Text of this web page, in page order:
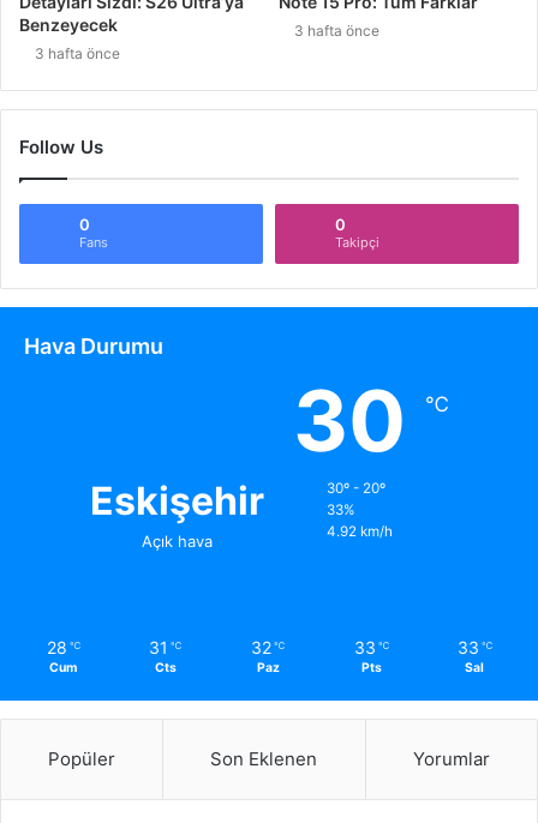
Benzeyecek
3 hafta önce
3 hafta önce
Follow Us
0
Fans
0
Takipçi
Hava Durumu
Eskişehir
Açık hava
30 ℃
30º - 20º
33%
4.92 km/h
28 ℃
Cum
31 ℃
Cts
32 ℃
Paz
33 ℃
Pts
33 ℃
Sal
Popüler Son Eklenen Yorumlar